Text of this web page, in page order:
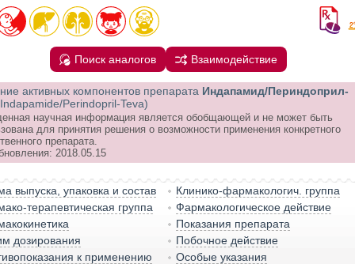
Поиск аналогов Взаимодействие
активных компонентов препарата Индапамид/Периндоприл-
Perindopril-Teva)
научная информация является обобщающей и не может быть
для принятия решения о возможности применения конкретного
препарата.
2018.05.15
выпуска, упаковка и состав
Клинико-фармакологич. группа
терапевтическая группа
Фармакологическое действие
Показания препарата
дозирования
Побочное действие
к применению
Особые указания